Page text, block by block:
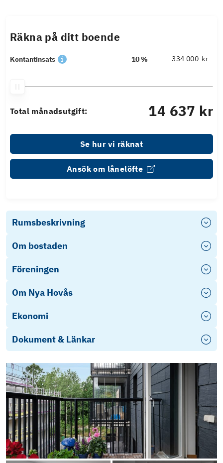
Räkna på ditt boende
Kontantinsats 10 % kr
Total månadsutgift: 14 637 kr
Se hur vi räknat
Ansök om lånelöfte
Rumsbeskrivning
Om bostaden
Föreningen
Om Nya Hovås
Ekonomi
Dokument & Länkar
Objektsbeskrivning